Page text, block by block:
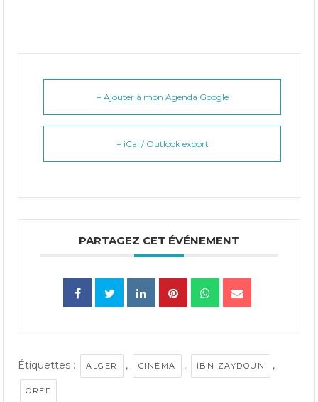
+ Ajouter à mon Agenda Google
+ iCal / Outlook export
PARTAGEZ CET ÉVÉNEMENT
Étiquettes : ALGER , CINÉMA , IBN ZAYDOUN ,
OREF